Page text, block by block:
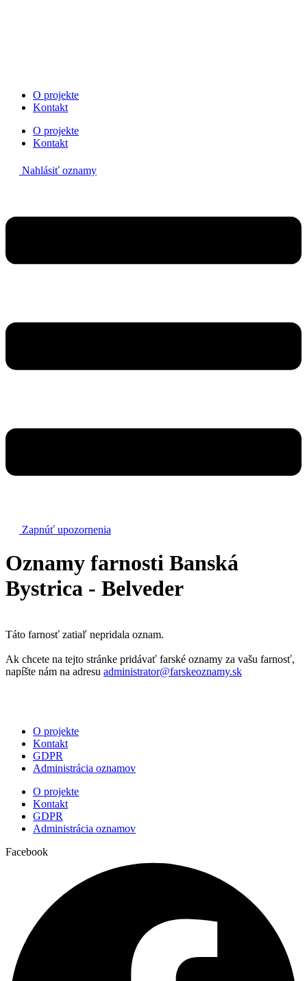
O projekte
Kontakt
O projekte
Kontakt
Nahlásiť oznamy
Zapnúť upozornenia
Oznamy farnosti Banská
Bystrica - Belveder
Táto farnosť zatiaľ nepridala oznam.
Ak chcete na tejto stránke pridávať farské oznamy za vašu farnosť,
napíšte nám na adresu administrator@farskeoznamy.sk
O projekte
Kontakt
GDPR
Administrácia oznamov
O projekte
Kontakt
GDPR
Administrácia oznamov
Facebook